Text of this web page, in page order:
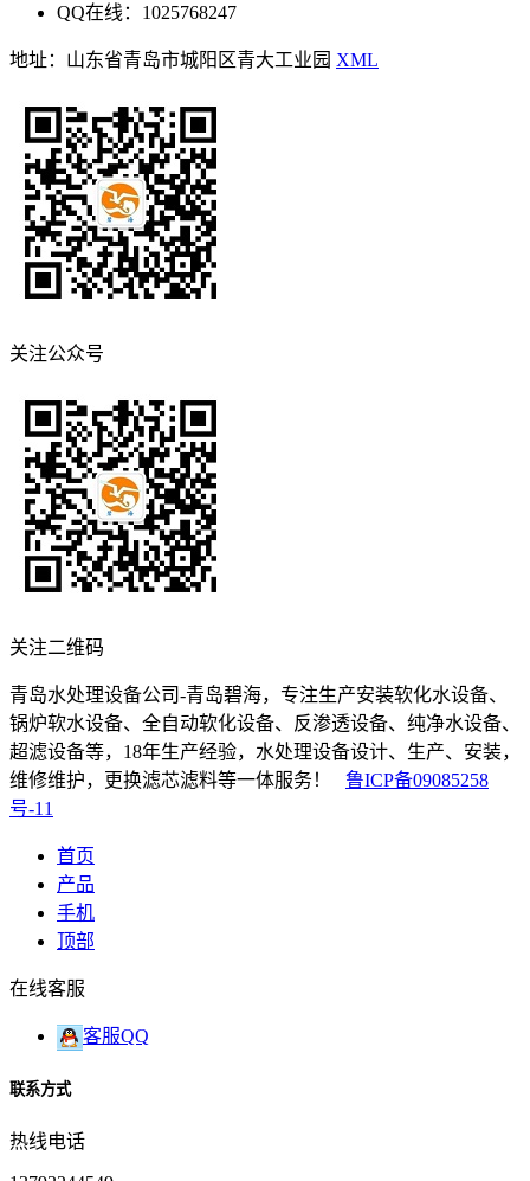
QQ在线：1025768247
地址：山东省青岛市城阳区青大工业园 XML
关注公众号
关注二维码
青岛水处理设备公司-青岛碧海，专注生产安装软化水设备、
锅炉软水设备、全自动软化设备、反渗透设备、纯净水设备、
超滤设备等，18年生产经验，水处理设备设计、生产、安装，
维修维护，更换滤芯滤料等一体服务！ 鲁ICP备09085258
号-11
首页
产品
手机
顶部
在线客服
客服QQ
联系方式
热线电话